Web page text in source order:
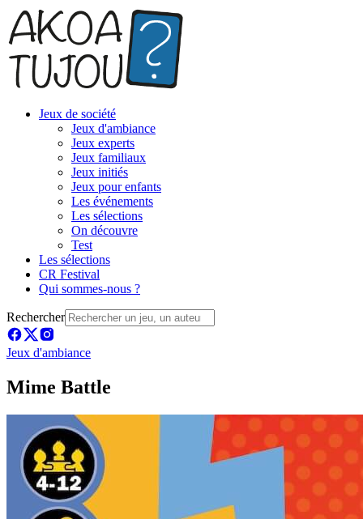
Jeux de société
Jeux d'ambiance
Jeux experts
Jeux familiaux
Jeux initiés
Jeux pour enfants
Les événements
Les sélections
On découvre
Test
Les sélections
CR Festival
Qui sommes-nous ?
Rechercher
Jeux d'ambiance
Mime Battle